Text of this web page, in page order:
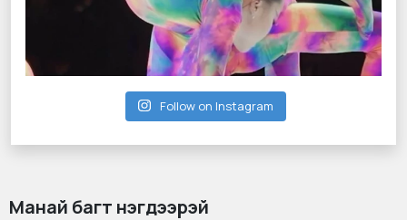
Follow on Instagram
Манай багт нэгдээрэй